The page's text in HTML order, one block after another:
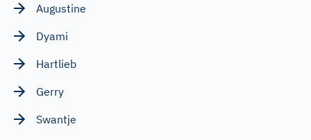
Augustine
Dyami
Hartlieb
Gerry
Swantje